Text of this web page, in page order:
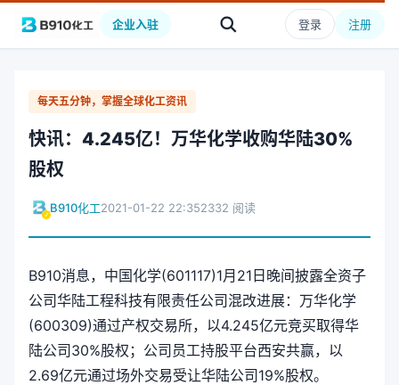
企业入驻 登录 注册
每天五分钟，掌握全球化工资讯
快讯：4.245亿！万华化学收购华陆30%
股权
B910化工2021-01-22 22:352332 阅读
B910消息，中国化学(601117)1月21日晚间披露全资子
公司华陆工程科技有限责任公司混改进展：万华化学
(600309)通过产权交易所，以4.245亿元竞买取得华
陆公司30%股权；公司员工持股平台西安共赢，以
2.69亿元通过场外交易受让华陆公司19%股权。